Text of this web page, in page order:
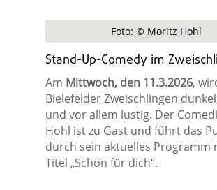
Foto: © Moritz Hohl
Stand-Up-Comedy im
Am Mittwoch, den 11.3.2026,
Bielefelder Zweischlingen
und vor allem lustig. Der
Hohl ist zu Gast und führt das
durch sein aktuelles Programm
Titel „Schön für dich“.